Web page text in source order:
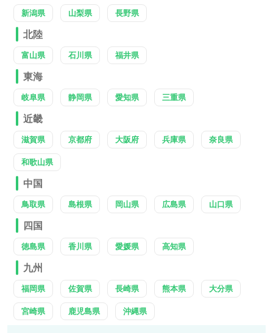
新潟県 山梨県 長野県
北陸
富山県 石川県 福井県
東海
岐阜県 静岡県 愛知県 三重県
近畿
滋賀県 京都府 大阪府 兵庫県 奈良県
和歌山県
中国
鳥取県 島根県 岡山県 広島県 山口県
四国
徳島県 香川県 愛媛県 高知県
九州
福岡県 佐賀県 長崎県 熊本県 大分県
宮崎県 鹿児島県 沖縄県